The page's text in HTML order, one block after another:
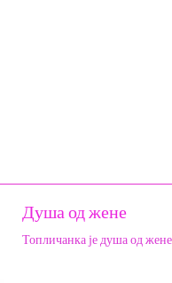
Душа од жене
Топличанка је душа од